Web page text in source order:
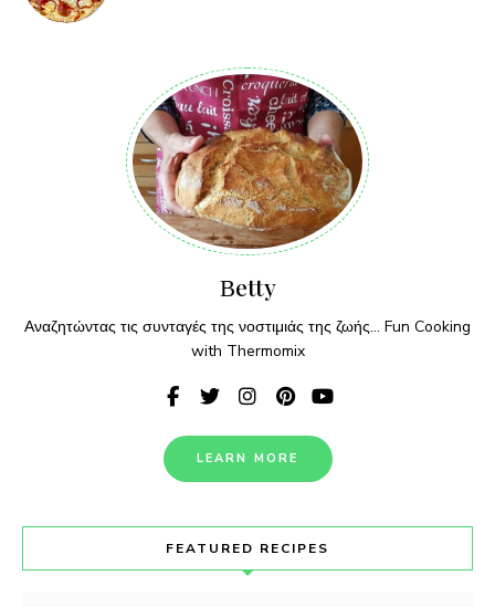
Βetty
Αναζητώντας τις συνταγές της νοστιμιάς της ζωής... Fun Cooking
with Thermomix
LEARN MORE
FEATURED RECIPES